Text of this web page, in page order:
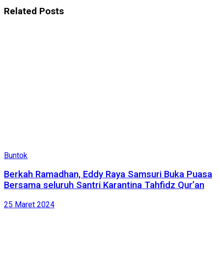
Related Posts
Buntok
Berkah Ramadhan, Eddy Raya Samsuri Buka Puasa
Bersama seluruh Santri Karantina Tahfidz Qur’an
25 Maret 2024